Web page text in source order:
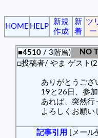
HOME HELP
新規
作成
新
着
ツ
ー
■4510 / 3階層)
NO
□投稿者/ やま ゲスト
ありがとうござ
19と26日、参
あれば、突然行
よろしくお願い
記事引用 [メール